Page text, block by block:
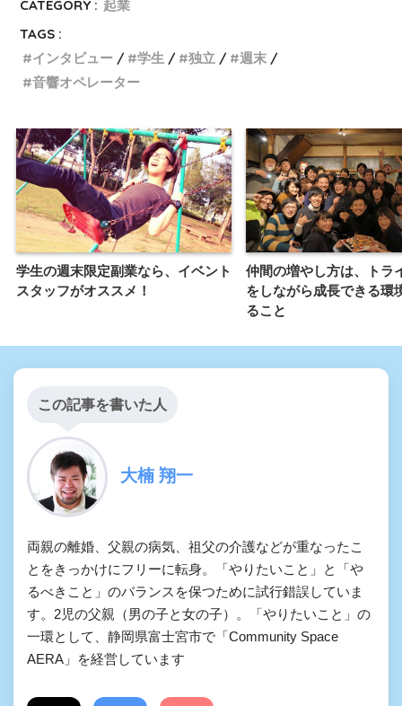
CATEGORY : 起業
TAGS :
インタビュー
学生 独立
週末
音響オペレーター
学生の週末限定副業なら、イベント
スタッフがオススメ！
仲間の増やし方は、トラ
をしながら成長できる環
ること
この記事を書いた人
大楠 翔一
両親の離婚、父親の病気、祖父の介護などが重なったこ
とをきっかけにフリーに転身。「やりたいこと」と「や
るべきこと」のバランスを保つために試行錯誤していま
す。2児の父親（男の子と女の子）。「やりたいこと」の
一環として、静岡県富士宮市で「Community Space
AERA」を経営しています